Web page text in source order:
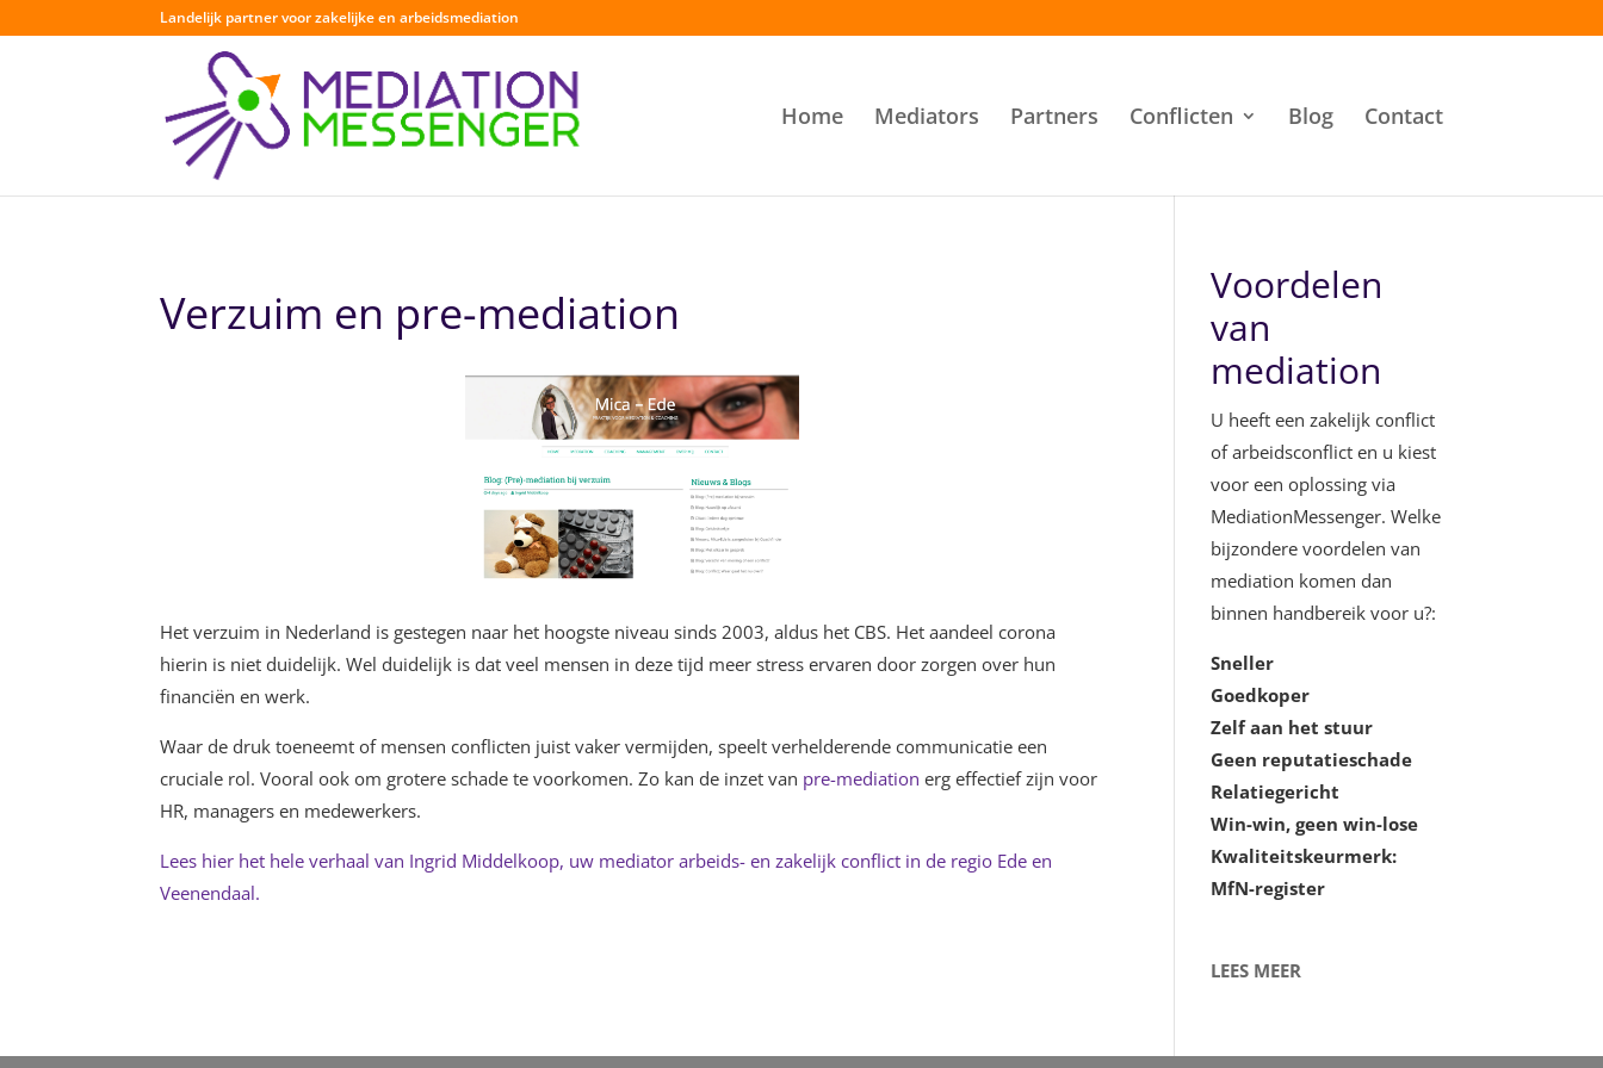
Landelijk partner voor zakelijke en arbeidsmediation
Home Mediators Partners Conflicten Blog Contact
Verzuim en pre-mediation
Het verzuim in Nederland is gestegen naar het hoogste niveau sinds 2003, aldus het CBS. Het aandeel corona
hierin is niet duidelijk. Wel duidelijk is dat veel mensen in deze tijd meer stress ervaren door zorgen over hun
financiën en werk.
Waar de druk toeneemt of mensen conflicten juist vaker vermijden, speelt verhelderende communicatie een
cruciale rol. Vooral ook om grotere schade te voorkomen. Zo kan de inzet van pre-mediation erg effectief zijn voor
HR, managers en medewerkers.
Lees hier het hele verhaal van Ingrid Middelkoop, uw mediator arbeids- en zakelijk conflict in de regio Ede en
Veenendaal.
Voordelen
van
mediation
U heeft een zakelijk conflict
of arbeidsconflict en u kiest
voor een oplossing via
MediationMessenger. Welke
bijzondere voordelen van
mediation komen dan
binnen handbereik voor u?:
Sneller
Goedkoper
Zelf aan het stuur
Geen reputatieschade
Relatiegericht
Win-win, geen win-lose
Kwaliteitskeurmerk:
MfN-register
LEES MEER